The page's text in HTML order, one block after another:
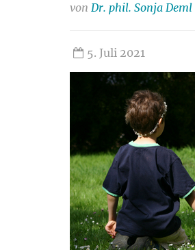
von Dr. phil. Sonja Deml
5. Juli 2021